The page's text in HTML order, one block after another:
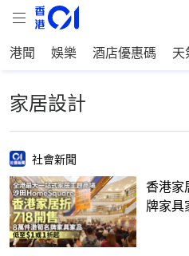
港聞 娛樂 酒店優惠碼 天
家居設計
社會新聞
香港
牌家具